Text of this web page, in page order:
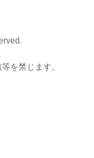
を禁じます。